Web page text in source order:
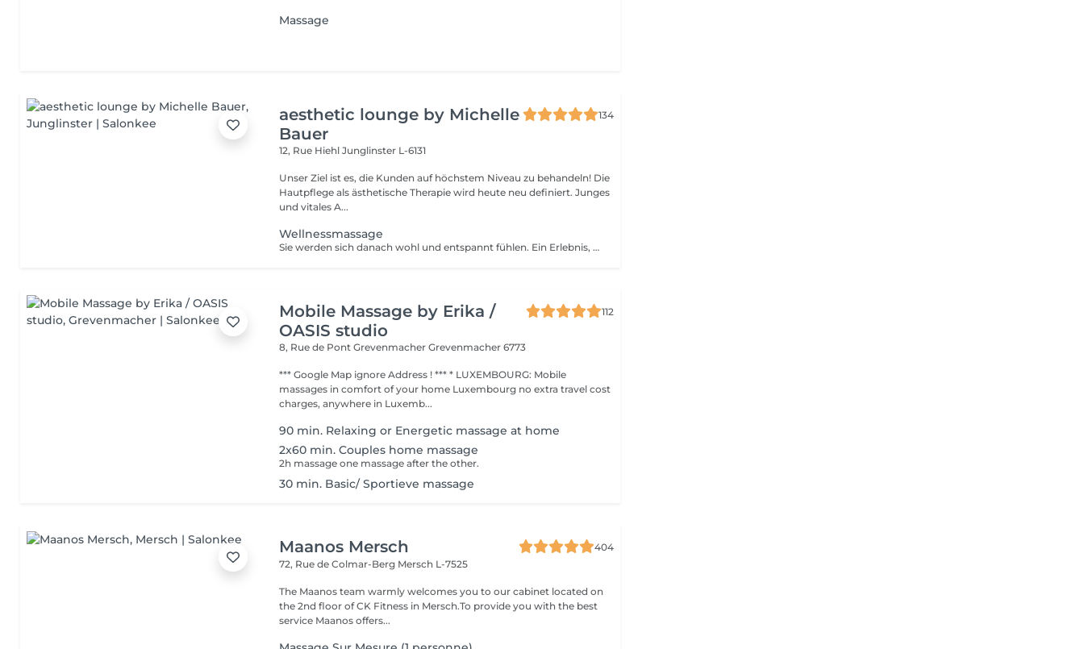
Massage
aesthetic lounge by Michelle
Bauer
134
12, Rue HiehlJunglinster L-6131
Unser Ziel ist es, die Kunden auf höchstem Niveau zu behandeln! Die
Hautpflege als ästhetische Therapie wird heute neu definiert. Junges
und vitales A...
Wellnessmassage
Sie werden sich danach wohl und entspannt fühlen. Ein Erlebnis, das alle Sinne anspricht!
Mobile Massage by Erika /
OASIS studio
112
8, Rue de Pont GrevenmacherGrevenmacher 6773
*** Google Map ignore Address ! *** * LUXEMBOURG: Mobile
massages in comfort of your home Luxembourg no extra travel cost
charges, anywhere in Luxemb...
90 min. Relaxing or Energetic massage at home
2x60 min. Couples home massage
2h massage one massage after the other.
30 min. Basic/ Sportieve massage
Maanos Mersch
404
72, Rue de Colmar-Berg Mersch L-7525
The Maanos team warmly welcomes you to our cabinet located on
the 2nd floor of CK Fitness in Mersch.To provide you with the best
service Maanos offers...